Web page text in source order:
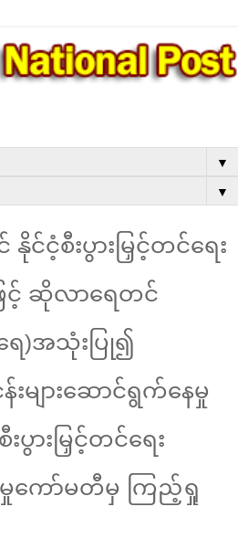
▼
▼
ငံ့စီးပွားမြှင့်တင်ရေး
ြင့် ဆိုလာရေတင်
ေ)အသုံးပြု၍
းများဆောင်ရွက်နေမှု
ပွားမြှင့်တင်ရေး
မှုကော်မတီမှ ကြည့်ရှု